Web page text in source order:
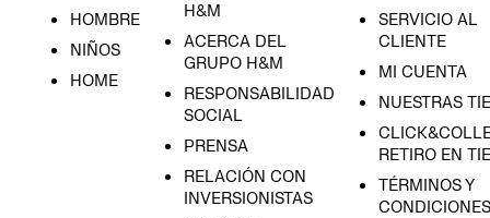
HOMBRE
NIÑOS
HOME
H&M
ACERCA DEL
GRUPO H&M
RESPONSABILIDAD
SOCIAL
PRENSA
RELACIÓN CON
INVERSIONISTAS
SERVICIO AL
CLIENTE
MI CUENTA
NUESTRAS
RETIRO EN
TÉRMINOS Y
CONDICIONES